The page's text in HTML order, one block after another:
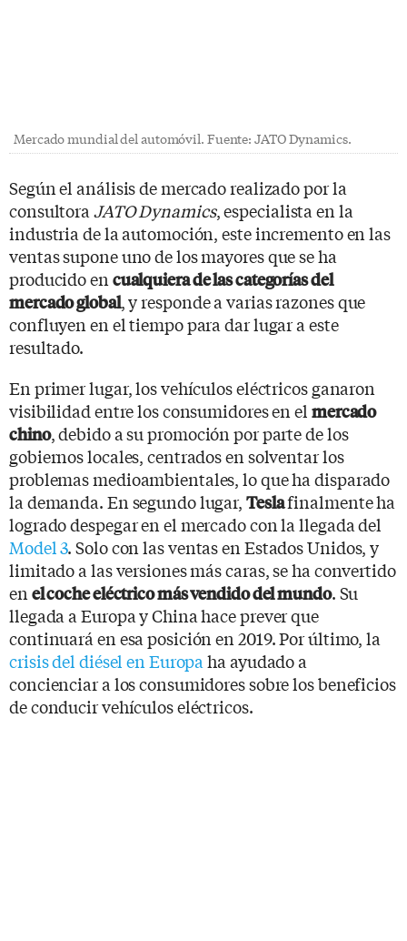
Mercado mundial del automóvil. Fuente: JATO Dynamics.
Según el análisis de mercado realizado por la
consultora JATO Dynamics, especialista en la
industria de la automoción, este incremento en las
ventas supone uno de los mayores que se ha
producido en cualquiera de las categorías del
mercado global, y responde a varias razones que
confluyen en el tiempo para dar lugar a este
resultado.
En primer lugar, los vehículos eléctricos ganaron
visibilidad entre los consumidores en el mercado
chino, debido a su promoción por parte de los
gobiernos locales, centrados en solventar los
problemas medioambientales, lo que ha disparado
la demanda. En segundo lugar, Teslafinalmente ha
logrado despegar en el mercado con la llegada del
Model 3. Solo con las ventas en Estados Unidos, y
limitado a las versiones más caras, se ha convertido
en el coche eléctrico más vendido del mundo. Su
llegada a Europa y China hace prever que
continuará en esa posición en 2019. Por último, la
crisis del diésel en Europa ha ayudado a
concienciar a los consumidores sobre los beneficios
de conducir vehículos eléctricos.